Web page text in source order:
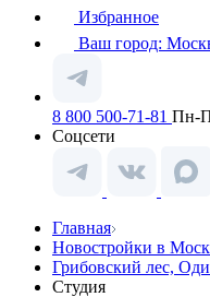
Избранное
Ваш город:
8 800 500-71-81 Пн-
Соцсети
Главная
Новостройки в
Грибовский лес,
Студия